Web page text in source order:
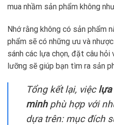
mua nhầm sản phẩm không
Nhớ rằng không có sản phẩm
phẩm sẽ có những ưu và
sánh các lựa chọn, đặt câu
lưỡng sẽ giúp bạn tìm ra sản
Tổng kết lại, việclựa
minhphù hợp với
dựa trên: mục đích